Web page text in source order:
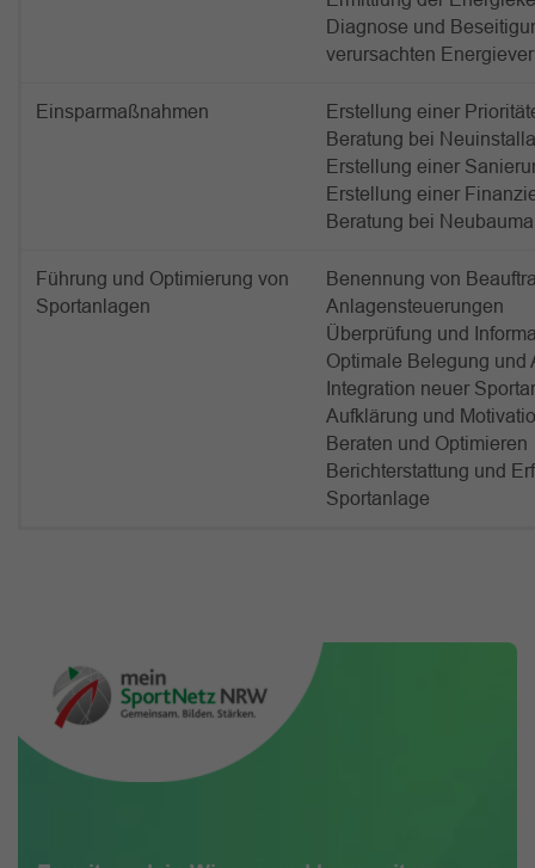
Diagnose und
verursachten
Einsparmaßnahmen
Erstellung einer
Beratung bei
Erstellung einer
Erstellung einer
Beratung bei
Führung und Optimierung von
Sportanlagen
Benennung von
Anlagensteuerungen
Überprüfung und
Optimale Belegung und
Integration neuer
Aufklärung und
Beraten und Optimieren
Berichterstattung und
Sportanlage